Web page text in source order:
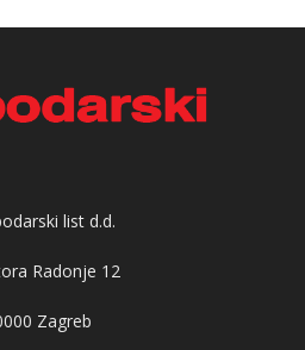
list d.d.
Radonje 12
Zagreb